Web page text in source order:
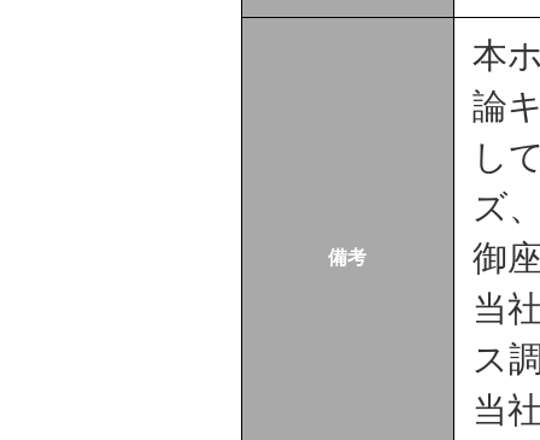
備考
本
論
し
ズ
御
当
ス
当